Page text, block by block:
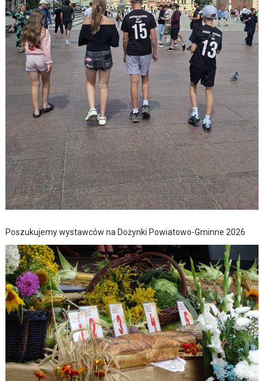
Poszukujemy wystawców na Dożynki Powiatowo-Gminne 2026